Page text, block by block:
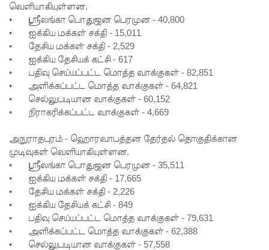
ள் விலை
உயர்வுக்கு
எதிராக
போராட்ட
டெங்கு
மரணங்க
ளின்
எண்ணிக்
கை 64
ஆக
அதிகரிப்பு!
வெளியாகியுள்ளன.
•
ஸ்ரீலங்கா பொதுஜன பெரமுன - 40,800
•
ஐக்கிய மக்கள் சக்தி - 15,011
•
தேசிய மக்கள் சக்தி - 2,529
•
ஐக்கிய தேசியக் கட்சி - 617
•
பதிவு செய்யப்பட்ட மொத்த வாக்குகள் - 82,851
•
அளிக்கப்பட்ட மொத்த வாக்குகள் - 64,821
•
செல்லுபடியான வாக்குகள் - 60,152
•
நிராகரிக்கப்பட்ட வாக்குகள் - 4,669
அநுராதபுரம் - ஹொரவாபத்தன தேர்தல் தொகுதிக்கான
முடிவுகள் வெளியாகியுள்ளன.
•
ஸ்ரீலங்கா பொதுஜன பெரமுன - 35,511
•
ஐக்கிய மக்கள் சக்தி - 17,665
•
தேசிய மக்கள் சக்தி - 2,226
•
ஐக்கிய தேசியக் கட்சி - 849
•
பதிவு செய்யப்பட்ட மொத்த வாக்குகள் - 79,631
•
அளிக்கப்பட்ட மொத்த வாக்குகள் - 62,388
•
செல்லுபடியான வாக்குகள் - 57,558